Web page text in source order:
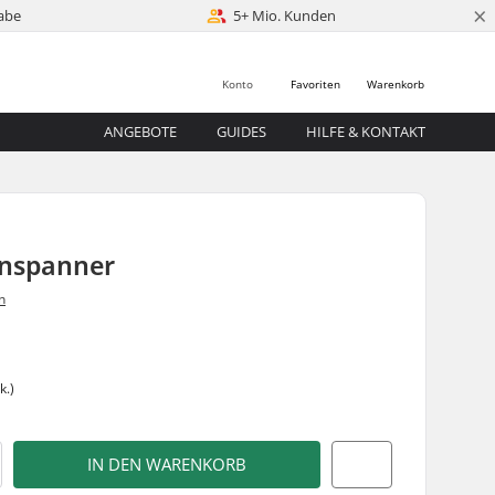
5+ Mio. Kunden ×
Warenkorb
Favoriten
Konto
ANGEBOTE GUIDES HILFE & KONTAKT
IN DEN WARENKORB